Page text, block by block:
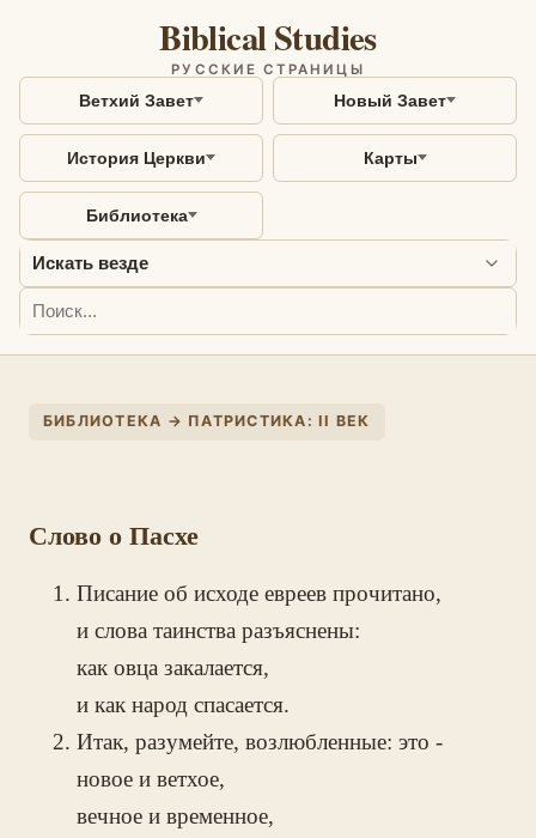
Biblical Studies
РУССКИЕ СТРАНИЦЫ
Ветхий Завет Новый Завет
История Церкви Карты
Библиотека
БИБЛИОТЕКА → ПАТРИСТИКА: II ВЕК
Слово о Пасхе
Писание об исходе евреев прочитано,
и слова таинства разъяснены:
как овца закалается,
и как народ спасается.
Итак, разумейте, возлюбленные: это -
новое и ветхое,
вечное и временное,